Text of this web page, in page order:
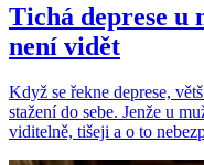
Tichá deprese u
není vidět
Když se řekne deprese,
stažení do sebe. Jenže u
viditelně, tišeji a o to